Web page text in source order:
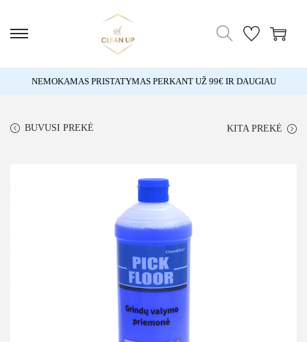
NEMOKAMAS PRISTATYMAS PERKANT UŽ 99€ IR DAUGIAU
BUVUSI PREKĖ KITA PREKĖ